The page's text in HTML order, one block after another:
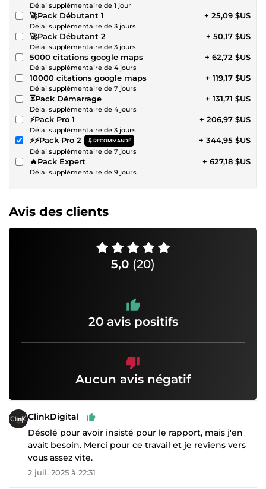
Délai supplémentaire de 1 jour
🚀Pack Débutant 1
Délai supplémentaire de 3 jours
+ 25,09 $US
🚀Pack Débutant 2
Délai supplémentaire de 3 jours
+ 50,17 $US
5000 citations google maps
Délai supplémentaire de 4 jours
+ 62,72 $US
10000 citations google maps
Délai supplémentaire de 7 jours
+ 119,17 $US
⏳Pack Démarrage
Délai supplémentaire de 4 jours
+ 131,71 $US
⚡Pack Pro 1
Délai supplémentaire de 3 jours
+ 206,97 $US
⚡⚡Pack Pro 2 RECOMMANDÉ
Délai supplémentaire de 7 jours
+ 344,95 $US
🔥Pack Expert
Délai supplémentaire de 9 jours
+ 627,18 $US
Avis des clients
5,0 (20)
20 avis positifs
Aucun avis négatif
ClinkDigital
Désolé pour avoir insisté pour le rapport, mais j'en
avait besoin. Merci pour ce travail et je reviens vers
vous assez vite.
2 juil. 2025 à 22:31